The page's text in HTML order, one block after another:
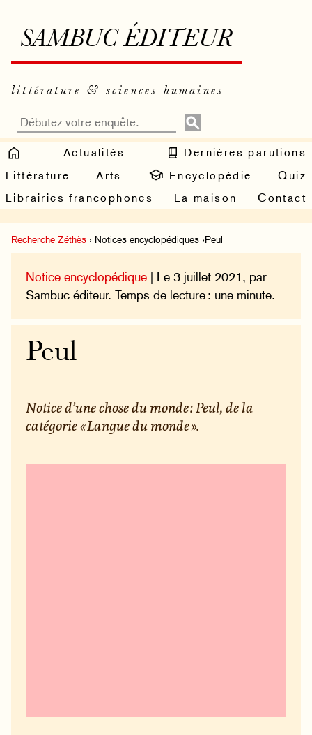
SAMBUC ÉDITEUR
littérature & sciences humaines
Actualités
Dernières parutions
Littérature
Arts Encyclopédie
Quiz
Librairies francophones
La maison Contact
Recherche Zéthès › Notices encyclopédiques ›Peul
Notice encyclopédique | Le 3 juillet 2021, par
Sambuc éditeur. Temps de lecture : une minute.
Peul
Notice d’une chose du monde : Peul, de la
catégorie « Langue du monde ».